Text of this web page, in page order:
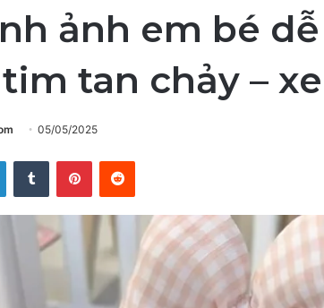
ảnh em bé
tan chảy –
05/05/2025